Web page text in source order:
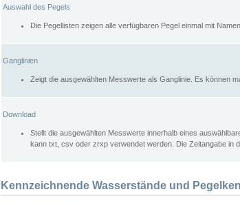
Auswahl des Pegels
Die Pegellisten zeigen alle verfügbaren Pegel einmal mit
Ganglinien
Zeigt die ausgewählten Messwerte als Ganglinie. Es können
Download
Stellt die ausgewählten Messwerte innerhalb eines
kann txt, csv oder zrxp verwendet werden. Die Zeitangabe in
Kennzeichnende Wasserstände und